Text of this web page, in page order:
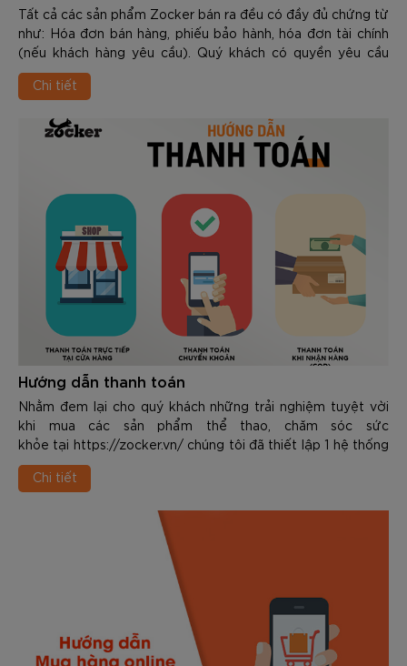
Tất cả các sản phẩm Zocker bán ra đều có đầy đủ chứng từ
như: Hóa đơn bán hàng, phiếu bảo hành, hóa đơn tài chính
(nếu khách hàng yêu cầu). Quý khách có quyền yêu cầu
nhân viên bán hàng cung cấp đủ chứng từ nếu thấy thấy
còn thiếu.
Chi tiết
Hướng dẫn thanh toán
Nhằm đem lại cho quý khách những trải nghiệm tuyệt vời
khi mua các sản phẩm thể thao, chăm sóc sức
khỏe tại https://zocker.vn/ chúng tôi đã thiết lập 1 hệ thống
thanh toán trực tiếp kết hợp với online đa dạng và rất năng
động.
Chi tiết